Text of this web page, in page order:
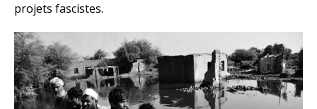
projets fascistes.